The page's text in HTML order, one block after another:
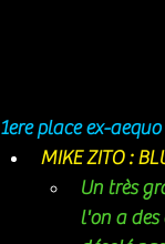
1ere place ex-aequo
MIKE ZITO :
Un très
l'on a des